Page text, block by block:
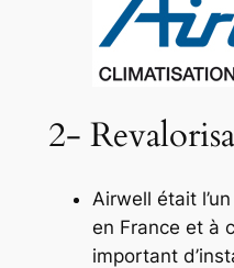
2-
Airwell était
en France et à
important